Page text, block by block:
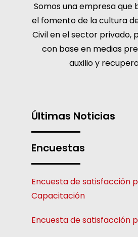
Somos una empresa que
el fomento de la cultura
Civil en el sector privado,
con base en medias
auxilio y
Últimas Noticias
Encuestas
Encuesta de satisfacción
Capacitación
Encuesta de satisfacción